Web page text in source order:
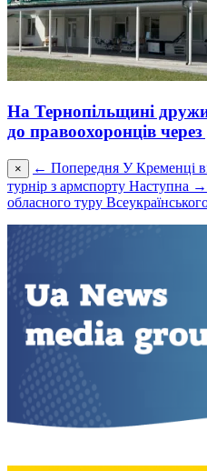
На Тернопільщині
до правоохоронців через
× ← Попередня У Кременці
турнір з армспорту Наступна →
обласного туру